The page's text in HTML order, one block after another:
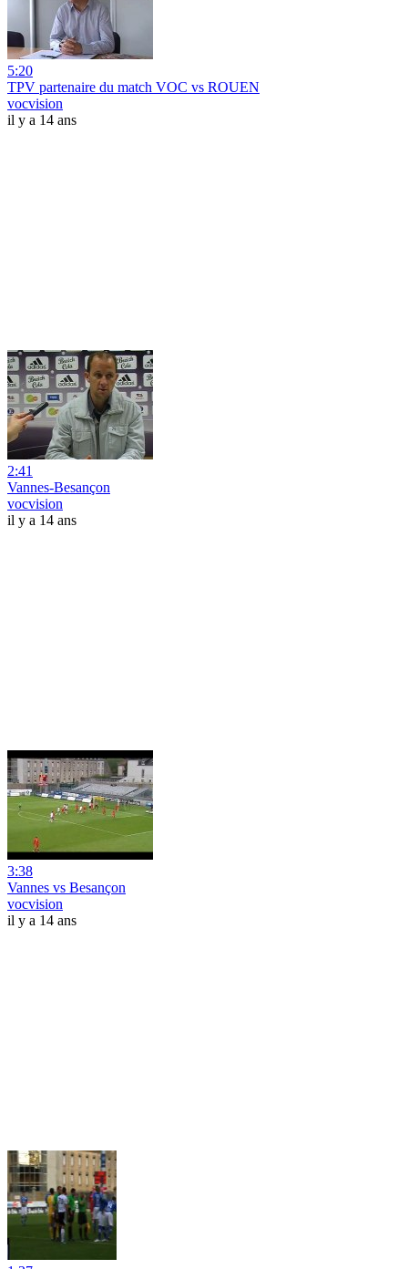
5:20
TPV partenaire du match VOC vs ROUEN
vocvision
il y a 14 ans
2:41
Vannes-Besançon
vocvision
il y a 14 ans
3:38
Vannes vs Besançon
vocvision
il y a 14 ans